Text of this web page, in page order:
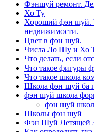
Фэншуй ремонт.
Хо Ту
Хороший фэн шуй.
недвижимости.
Цвет в фэн шуй.
Числа Ло Шу и Хо
Что делать, если
Что такое фигуры
Что такое школа
Школа фэн шуй ба
фэн шуй школа
фэн шуй
Школы фэн шуй
Фэн Шуй Летящей